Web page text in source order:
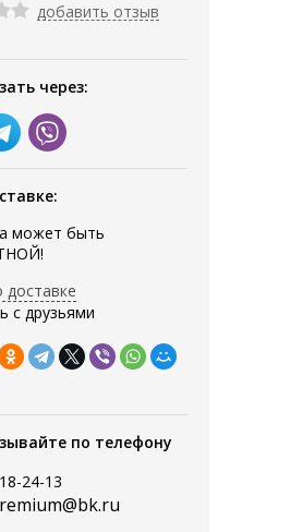
добавить отзыв
через:
может быть
доставке
с друзьями
по телефону
24-13